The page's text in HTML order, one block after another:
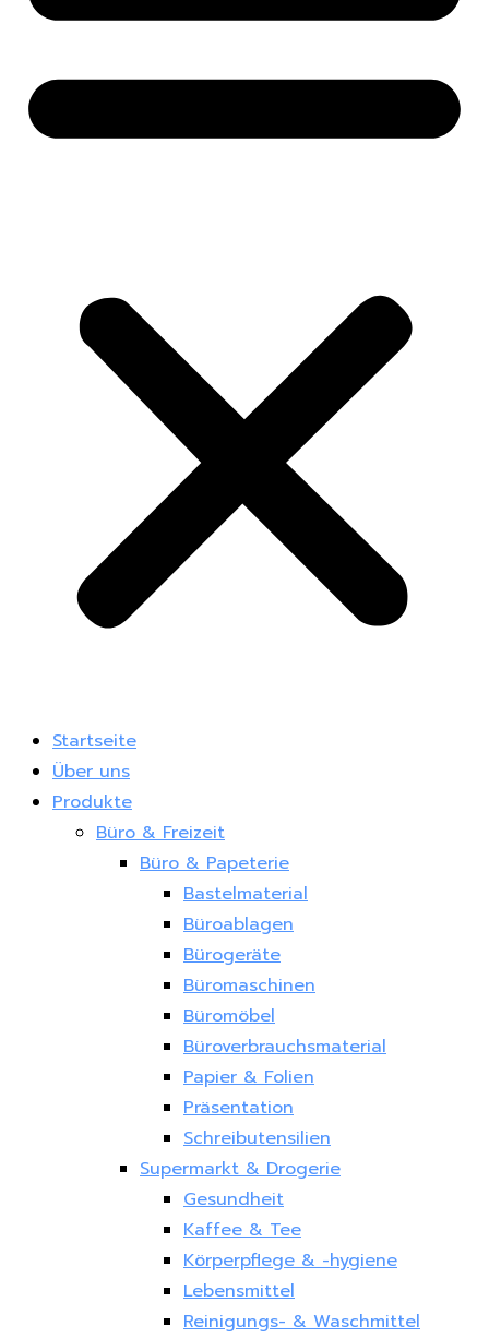
Startseite
Über uns
Produkte
Büro & Freizeit
Büro & Papeterie
Bastelmaterial
Büroablagen
Bürogeräte
Büromaschinen
Büromöbel
Büroverbrauchsmaterial
Papier & Folien
Präsentation
Schreibutensilien
Supermarkt & Drogerie
Gesundheit
Kaffee & Tee
Körperpflege & -hygiene
Lebensmittel
Reinigungs- & Waschmittel